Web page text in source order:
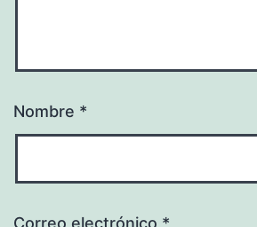
Nombre *
Correo electrónico *